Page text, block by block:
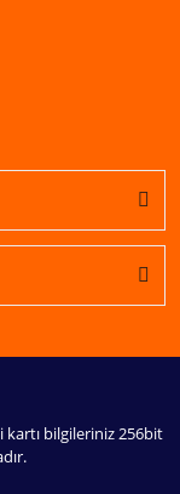
kartı bilgileriniz 256bit